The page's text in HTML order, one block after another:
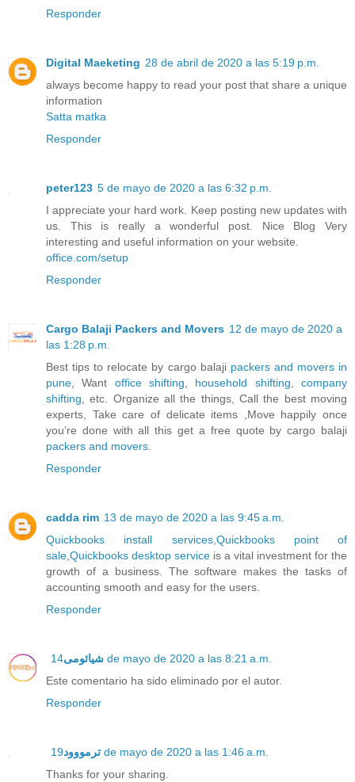
Responder
Digital Maeketing 28 de abril de 2020 a las 5:19 p.m.
always become happy to read your post that share a unique
information
Satta matka
Responder
peter123 5 de mayo de 2020 a las 6:32 p.m.
I appreciate your hard work. Keep posting new updates with
us. This is really a wonderful post. Nice Blog Very
interesting and useful information on your website.
office.com/setup
Responder
Cargo Balaji Packers and Movers 12 de mayo de 2020 a
las 1:28 p.m.
Best tips to relocate by cargo balaji packers and movers in
pune , Want office shifting household shifting ,company
shifting , etc. Organize all the things, Call the best moving
experts, Take care of delicate items ,Move happily once
you’re done with all this get a free quote by cargo balaji
packers and movers
Responder
cadda rim 13 de mayo de 2020 a las 9:45 a.m.
Quickbooks install services, Quickbooks point of
sale Quickbooks desktop service is a vital investment for the
growth of a business. The software makes the tasks of
accounting smooth and easy for the users.
Responder
شیائومی 14 de mayo de 2020 a las 8:21 a.m.
Este comentario ha sido eliminado por el autor.
Responder
ترمووود 19 de mayo de 2020 a las 1:46 a.m.
Thanks for your sharing.